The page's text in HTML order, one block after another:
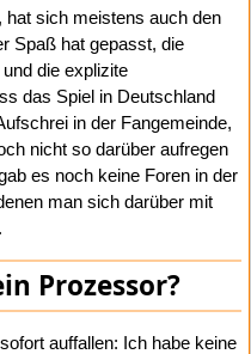
hat sich meistens auch den
Spaß hat gepasst, die
die explizite
das Spiel in Deutschland
in der Fangemeinde,
nicht so darüber aufregen
es noch keine Foren in der
man sich darüber mit
Prozessor?
auffallen: Ich habe keine